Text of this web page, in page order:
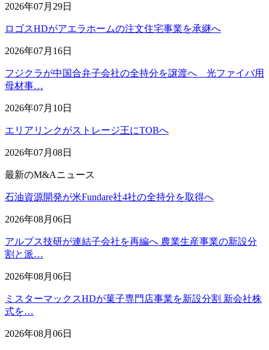
2026年07月29日
ロゴスHDがアエラホームの注文住宅事業を承継へ
2026年07月16日
フジクラが中国合弁子会社の全持分を譲渡へ 光ファイバ用
母材事…
2026年07月10日
エリアリンクがストレージ王にTOBへ
2026年07月08日
最新のM&Aニュース
石油資源開発が米Fundare社4社の全持分を取得へ
2026年08月06日
アルプス技研が連結子会社を再編へ 農業生産事業の新設分
割と派…
2026年08月06日
ミスターマックスHDが菓子専門店事業を新設分割 新会社株
式を…
2026年08月06日